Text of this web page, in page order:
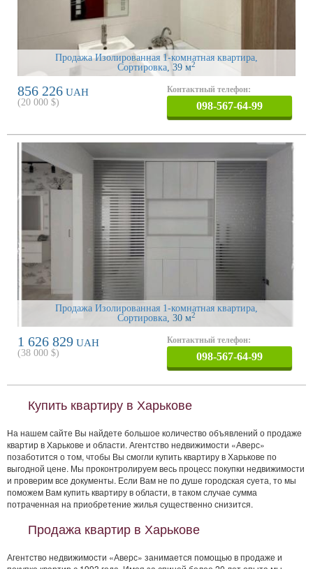
Продажа Изолированная 1-комнатная квартира,
Сортировка, 39 м2
856 226 UAH
(20 000 $)
Контактный телефон:
098-567-64-99
Продажа Изолированная 1-комнатная квартира,
Сортировка, 30 м2
1 626 829 UAH
(38 000 $)
Контактный телефон:
098-567-64-99
Купить квартиру в Харькове
На нашем сайте Вы найдете большое количество объявлений о продаже
квартир в Харькове и области. Агентство недвижимости «Аверс»
позаботится о том, чтобы Вы смогли купить квартиру в Харькове по
выгодной цене. Мы проконтролируем весь процесс покупки недвижимости
и проверим все документы. Если Вам не по душе городская суета, то мы
поможем Вам купить квартиру в области, в таком случае сумма
потраченная на приобретение жилья существенно снизится.
Продажа квартир в Харькове
Агентство недвижимости «Аверс» занимается помощью в продаже и